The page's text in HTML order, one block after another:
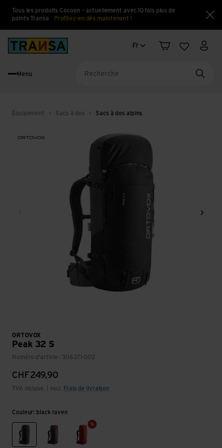
Tous les produits Cocoon – actuellement avec 10 fois plus de
points Transa
Profitez-en dès maintenant !
Changement de langue
Fr
PanierListe Mon
Menu
Équipement Sacs à dos Sacs à dos alpins
ORTOVOX
Peak 32 S
Numéro d'article : 306371-002
CHF249,90
TVA incluse. | excl. Frais de livraison
Couleur: black raven
black ravenwild berry